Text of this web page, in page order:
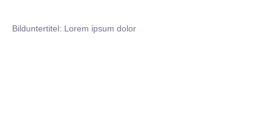
Bilduntertitel: Lorem ipsum dolor